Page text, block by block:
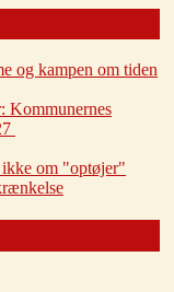
og kampen om tiden
Kommunernes
ikke om "optøjer"